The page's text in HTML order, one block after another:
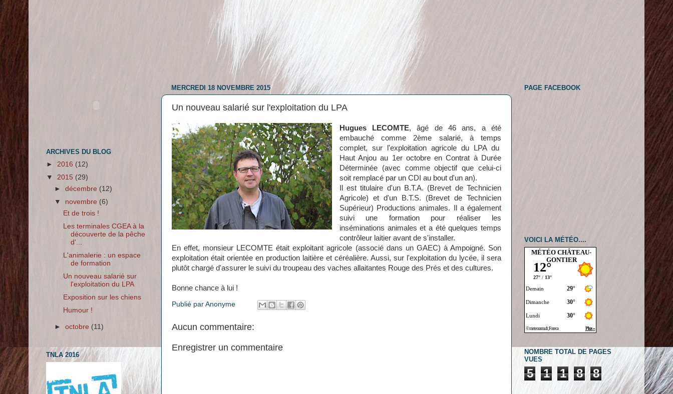
MERCREDI 18 NOVEMBRE 2015
Un nouveau salarié sur l'exploitation du LPA
Hugues LECOMTE, âgé de 46 ans, a été
embauché comme 2ème salarié, à temps
complet, sur l'exploitation agricole du LPA du
Haut Anjou au 1er octobre en Contrat à Durée
Déterminée (avec comme objectif que celui-ci
soit remplacé par un CDI au bout d'un an).
Il est titulaire d'un B.T.A. (Brevet de Technicien
Agricole) et d'un B.T.S. (Brevet de Technicien
Supérieur) Productions animales. Il a également
suivi une formation pour réaliser les
inséminations animales et a été quelques temps
contrôleur laitier avant de s'installer.
En effet, monsieur LECOMTE était exploitant agricole (associé dans un GAEC) à Ampoigné. Son
exploitation était orientée en production laitière et céréalière. Aussi, sur l'exploitation du lycée, il sera
plutôt chargé d'assurer le suivi du troupeau des vaches allaitantes Rouge des Prés et des cultures.
Bonne chance à lui !
Publié par Anonyme
Aucun commentaire:
Enregistrer un commentaire
ARCHIVES DU BLOG
► 2016 (12)
▼ 2015 (29)
►décembre (12)
▼ novembre (6)
Et de trois !
Les terminales CGEA à la
découverte de la pêche
d'...
L'animalerie : un espace
de formation
Un nouveau salarié sur
l'exploitation du LPA
Exposition sur les chiens
Humour !
►octobre (11)
TNLA 2016
PAGE FACEBOOK
VOICI LA MÉTÉO....
MÉTÉO CHÂTEAU-
GONTIER
NOMBRE TOTAL DE PAGES
VUES
5 1 1 8 8